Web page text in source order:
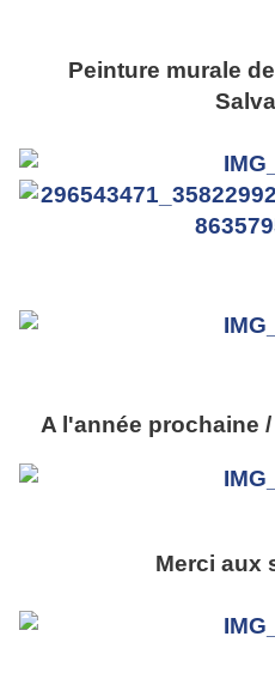
Peinture murale
A l'année prochaine
Merci aux